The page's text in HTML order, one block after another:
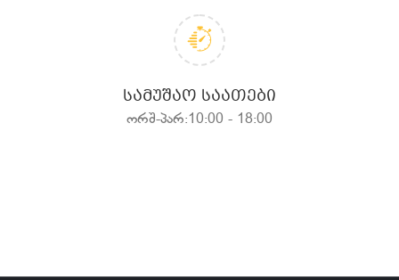
ᲡᲐᲛᲣᲨᲐᲝ ᲡᲐᲐᲗᲔᲑᲘ
ორშ-პარ:10:00 - 18:00